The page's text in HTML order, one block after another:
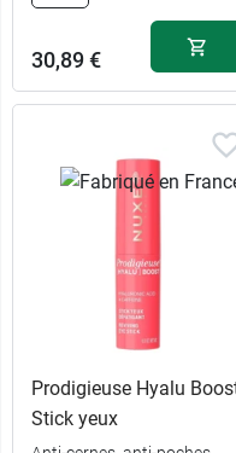
30,89 €
Prodigieuse Hyalu
Stick yeux